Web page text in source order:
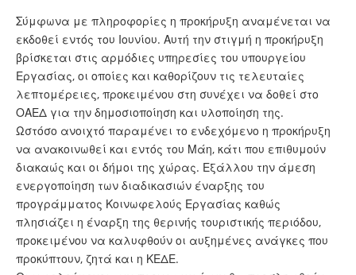
Σύμφωνα με πληροφορίες η προκήρυξη αναμένεται να
εκδοθεί εντός του Ιουνίου. Αυτή την στιγμή η προκήρυξη
βρίσκεται στις αρμόδιες υπηρεσίες του υπουργείου
Εργασίας, οι οποίες και καθορίζουν τις τελευταίες
λεπτομέρειες, προκειμένου στη συνέχει να δοθεί στο
ΟΑΕΔ για την δημοσιοποίηση και υλοποίηση της.
Ωστόσο ανοιχτό παραμένει το ενδεχόμενο η προκήρυξη
να ανακοινωθεί και εντός του Μάη, κάτι που επιθυμούν
διακαώς και οι δήμοι της χώρας. Εξάλλου την άμεση
ενεργοποίηση των διαδικασιών έναρξης του
προγράμματος Κοινωφελούς Εργασίας καθώς
πλησιάζει η έναρξη της θερινής τουριστικής περιόδου,
προκειμένου να καλυφθούν οι αυξημένες ανάγκες που
προκύπτουν, ζητά και η ΚΕΔΕ.